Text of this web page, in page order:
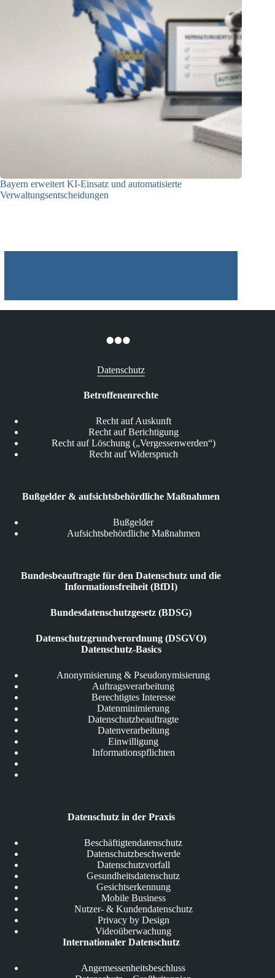
Bayern erweitert KI-Einsatz und automatisierte
Verwaltungsentscheidungen
Datenschutz
Betroffenenrechte
Recht auf Auskunft
Recht auf Berichtigung
Recht auf Löschung („Vergessenwerden“)
Recht auf Widerspruch
Bußgelder & aufsichtsbehördliche Maßnahmen
Bußgelder
Aufsichtsbehördliche Maßnahmen
Bundesbeauftragte für den Datenschutz und die
Informationsfreiheit (BfDI)
Bundesdatenschutzgesetz (BDSG)
Datenschutzgrundverordnung (DSGVO)
Datenschutz-Basics
Anonymisierung & Pseudonymisierung
Auftragsverarbeitung
Berechtigtes Interesse
Datenminimierung
Datenschutzbeauftragte
Datenverarbeitung
Einwilligung
Informationspflichten
Datenschutz in der Praxis
Beschäftigtendatenschutz
Datenschutzbeschwerde
Datenschutzvorfall
Gesundheitsdatenschutz
Gesichtserkennung
Mobile Business
Nutzer- & Kundendatenschutz
Privacy by Design
Videoüberwachung
Internationaler Datenschutz
Angemessenheitsbeschluss